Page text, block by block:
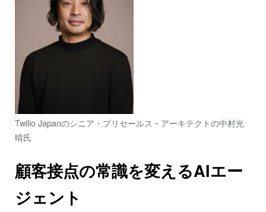
Twilio Japanのシニア・プリセールス・アーキテクトの中村光
晴氏
顧客接点の常識を変えるAIエー
ジェント